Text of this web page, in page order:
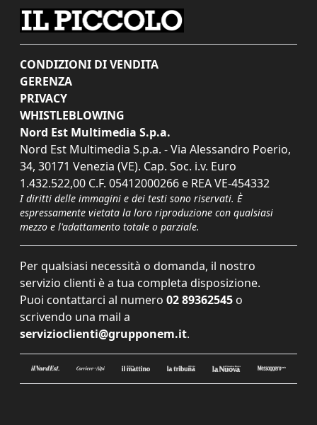
CONDIZIONI DI VENDITA
GERENZA
PRIVACY
WHISTLEBLOWING
Nord Est Multimedia S.p.a.
Nord Est Multimedia S.p.a. - Via Alessandro Poerio,
34, 30171 Venezia (VE). Cap. Soc. i.v. Euro
1.432.522,00 C.F. 05412000266 e REA VE-454332
I diritti delle immagini e dei testi sono riservati. È
espressamente vietata la loro riproduzione con qualsiasi
mezzo e l'adattamento totale o parziale.
Per qualsiasi necessità o domanda, il nostro
servizio clienti è a tua completa disposizione.
Puoi contattarci al numero 02 89362545 o
scrivendo una mail a
servizioclienti@grupponem.it.